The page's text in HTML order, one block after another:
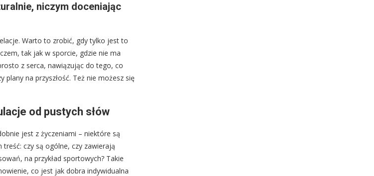
niczym doceniając
Warto to zrobić, gdy tylko jest to
tak jak w sporcie, gdzie nie ma
z serca, nawiązując do tego, co
na przyszłość. Też nie możesz się
od pustych słów
jest z życzeniami – niektóre są
treść: czy są ogólne, czy zawierają
na przykład sportowych? Takie
co jest jak dobra indywidualna